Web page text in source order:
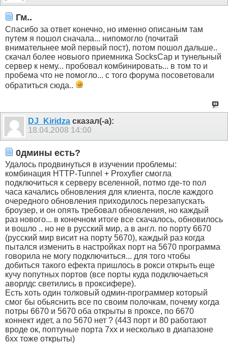
Гм..
Спасибо за ответ конечно, но именно описаным там
путем я пошол сначала... нипомогло (почитай
внимательнее мой первый пост), потом пошол дальше..
скачал более новыого приемника SocksCap и тунельный
сервер к нему... пробовал комбинировать... в том то и
пробема что не помогло... с того форума посоветовали
обратиться сюда..
DJ_Kiridza сказал(-а):
18.04.2008 14:00
0дмины есть?
Удалось продвинуться в изучении проблемы:
комбинация HTTP-Tunnel + Proxyfier смогла
подключиться к серверу вселенной, потмо где-то пол
часа качались обновления для клиента, после каждого
очередного обновления приходилось перезапускать
броузер, и он опять требовал обновления, но каждый
раз нового... в конечном итоге все скачалось, обновилось
и вошло .. но не в русский мир, а в англ. по порту 6670
(русский мир висит на порту 5670), каждый раз когда
пытался изменить в настройках порт на 5670 программа
говорила не могу подключиться... для того чтобы
добиться такого ефекта пришлось в рокси открыть еще
кучу попутных портов (все порты куда подключаеться
аворлдс светились в проксифере).
Есть хоть один толковый одмин-программер который
смог бы обьяснить все по своим полочкам, почему когда
потры 6670 и 5670 оба открыты в проксе, по 6670
коннект идет, а по 5670 нет ? (443 порт и 80 работают
вроде ок, поптуные порта 7хх и несколько в диапазоне
6хх тоже открыты)